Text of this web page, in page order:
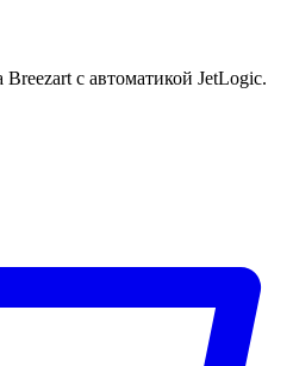
с автоматикой JetLogic.